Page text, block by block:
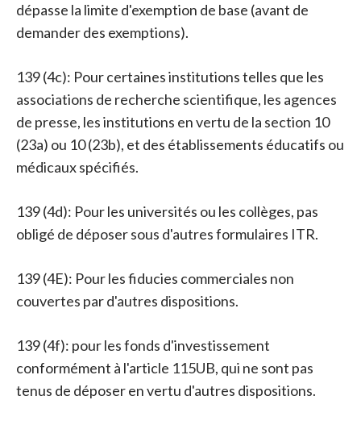
dépasse la limite d'exemption de base (avant de
demander des exemptions).
139 (4c): Pour certaines institutions telles que les
associations de recherche scientifique, les agences
de presse, les institutions en vertu de la section 10
(23a) ou 10 (23b), et des établissements éducatifs ou
médicaux spécifiés.
139 (4d): Pour les universités ou les collèges, pas
obligé de déposer sous d'autres formulaires ITR.
139 (4E): Pour les fiducies commerciales non
couvertes par d'autres dispositions.
139 (4f): pour les fonds d'investissement
conformément à l'article 115UB, qui ne sont pas
tenus de déposer en vertu d'autres dispositions.